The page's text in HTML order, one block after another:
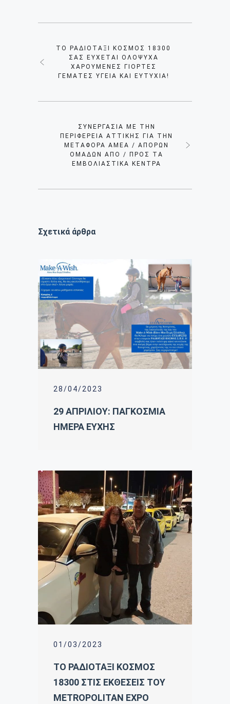
ΤΟ ΡΑΔΙΟΤΑΞΊ ΚΌΣΜΟΣ 18300
ΣΑΣ ΕΎΧΕΤΑΙ ΟΛΌΨΥΧΑ
ΧΑΡΟΎΜΕΝΕΣ ΓΙΟΡΤΈΣ
ΓΕΜΆΤΕΣ ΥΓΕΊΑ ΚΑΙ EΥΤΥΧΊΑ!
ΣΥΝΕΡΓΑΣΊΑ ΜΕ ΤΗΝ
ΠΕΡΙΦΈΡΕΙΑ ΑΤΤΙΚΉΣ ΓΙΑ ΤΗΝ
ΜΕΤΑΦΟΡΆ ΑΜΕΑ / ΆΠΟΡΩΝ
ΟΜΆΔΩΝ ΑΠΌ / ΠΡΟΣ ΤΑ
ΕΜΒΟΛΙΑΣΤΙΚΆ ΚΈΝΤΡΑ
Σχετικά άρθρα
28/04/2023
29 AΠΡΙΛΙΟΥ: ΠΑΓΚΟΣΜΙΑ
ΗΜΕΡΑ ΕΥΧΗΣ
01/03/2023
ΤΟ ΡΑΔΙΟΤΑΞΙ ΚΟΣΜΟΣ
18300 ΣΤΙΣ ΕΚΘΕΣΕΙΣ ΤΟΥ
METROPOLITAN EXPO